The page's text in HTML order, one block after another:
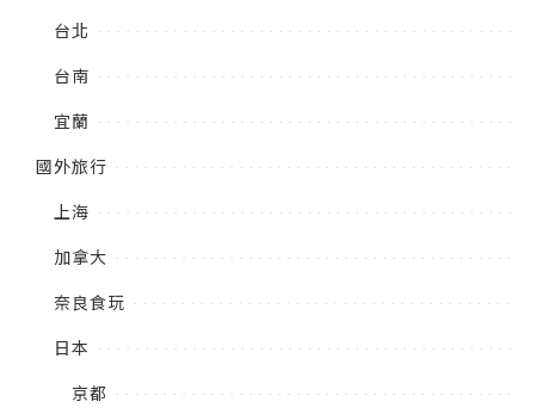
台北
台南
宜蘭
國外旅行
上海
加拿大
奈良食玩
日本
京都